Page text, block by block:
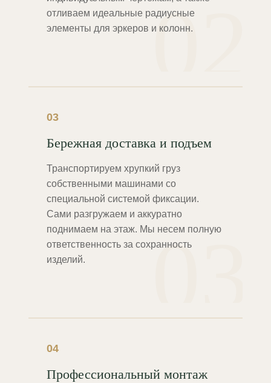
02
отливаем идеальные радиусные
элементы для эркеров и колонн.
03
03
Бережная доставка и подъем
Транспортируем хрупкий груз
собственными машинами со
специальной системой фиксации.
Сами разгружаем и аккуратно
поднимаем на этаж. Мы несем полную
ответственность за сохранность
изделий.
04
Профессиональный монтаж